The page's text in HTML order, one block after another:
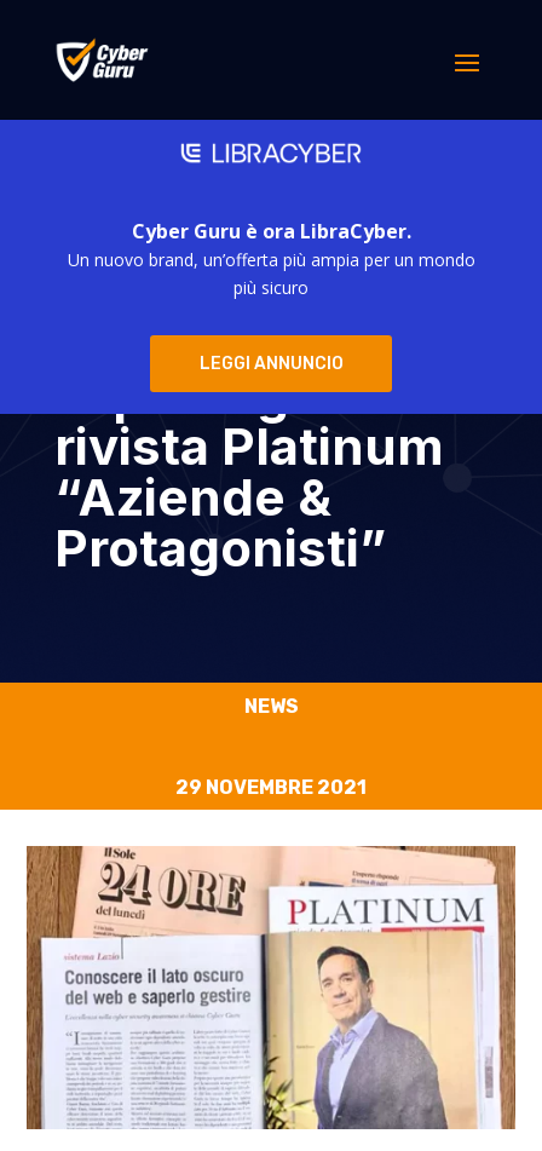
Cyber Guru è ora LibraCyber.
Un nuovo brand, un’offerta più ampia per un mondo
più sicuro
LEGGI ANNUNCIO
Conoscere il lato
oscuro del web e
saperlo gestire –
rivista Platinum
“Aziende &
Protagonisti”
NEWS
29 NOVEMBRE 2021